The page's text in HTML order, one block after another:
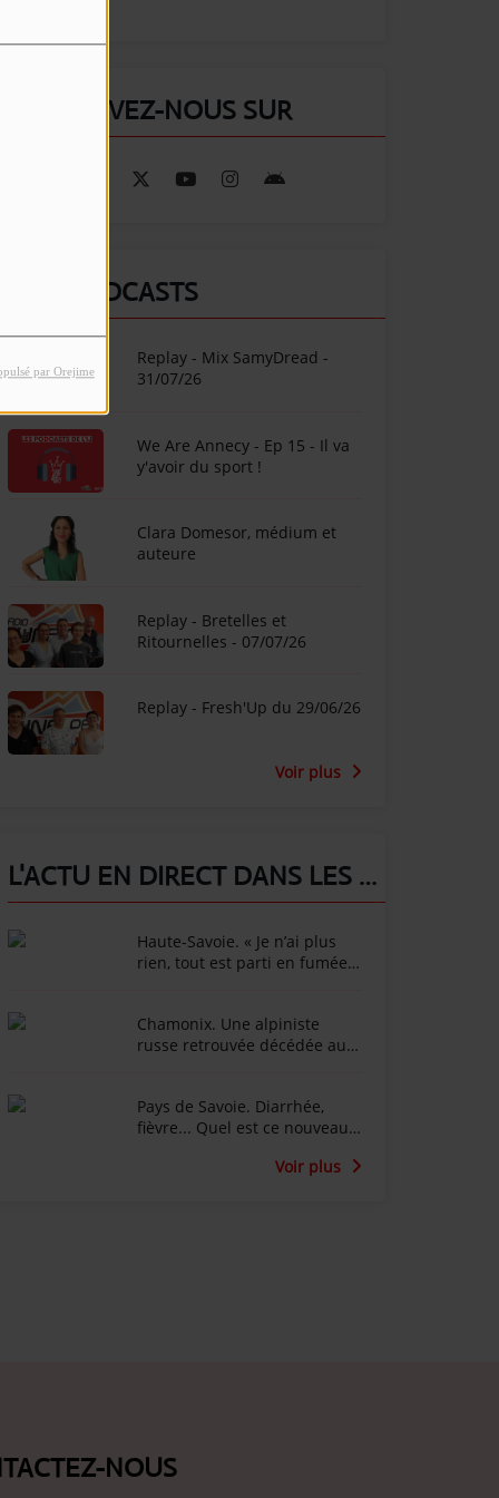
par Orejime
RETROUVEZ-NOUS SUR
NOS PODCASTS
Replay - Mix SamyDread -
31/07/26
We Are Annecy - Ep 15 - Il va
y'avoir du sport !
Clara Domesor, médium et
auteure
Replay - Bretelles et
Ritournelles - 07/07/26
Replay - Fresh'Up du 29/06/26
Voir plus
L'ACTU EN DIRECT DANS LES ALPES !
Haute-Savoie. « Je n’ai plus
rien, tout est parti en fumée »
l'incendie du Chalet de la
Croix au Salève
Chamonix. Une alpiniste
russe retrouvée décédée au
Pays de Savoie. Diarrhée,
fièvre... Quel est ce nouveau
Voir plus
NOUS